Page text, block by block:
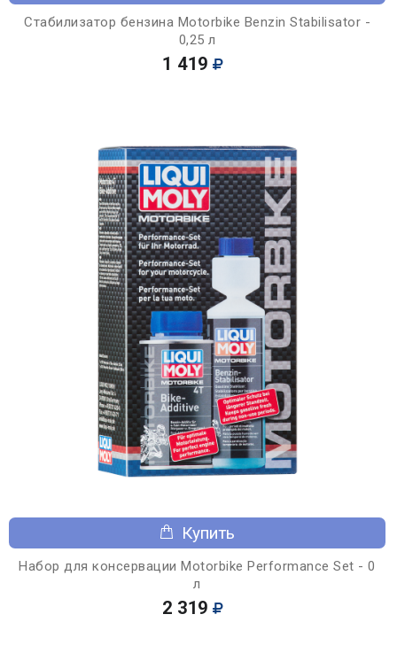
Стабилизатор бензина Motorbike Benzin Stabilisator -
0,25 л
1 419
Купить
Набор для консервации Motorbike Performance Set - 0
л
2 319